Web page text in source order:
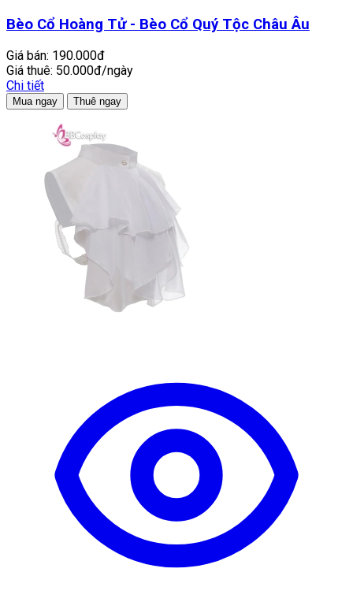
Bèo Cổ Hoàng Tử - Bèo Cổ Quý Tộc Châu Âu
Giá bán: 190.000đ
Giá thuê: 50.000đ/ngày
Chi tiết
Mua ngay Thuê ngay